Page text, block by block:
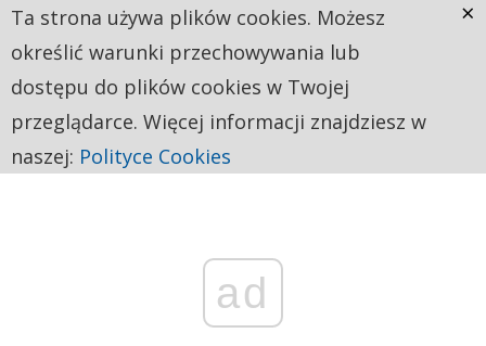
ad
Ta strona używa plików cookies. Możesz
określić warunki przechowywania lub
dostępu do plików cookies w Twojej
przeglądarce. Więcej informacji znajdziesz w
naszej: Polityce Cookies
×